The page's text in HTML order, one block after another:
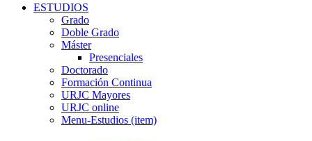
ESTUDIOS
Grado
Doble Grado
Máster
Presenciales
Doctorado
Formación Continua
URJC Mayores
URJC online
Menu-Estudios (item)